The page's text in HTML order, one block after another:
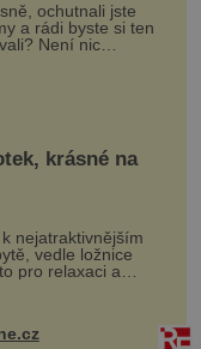
ochutnali jste
a rádi byste si ten
Není nic
(10 porcí)
na dovolené v
krásné na
nejatraktivnějším
vedle ložnice
pro relaxaci a
textil –
koberečky –
kouzelného